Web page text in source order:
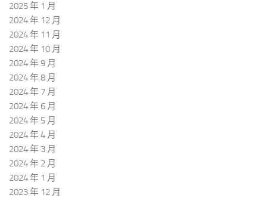
2025 年 1 月
2024 年 12 月
2024 年 11 月
2024 年 10 月
2024 年 9 月
2024 年 8 月
2024 年 7 月
2024 年 6 月
2024 年 5 月
2024 年 4 月
2024 年 3 月
2024 年 2 月
2024 年 1 月
2023 年 12 月